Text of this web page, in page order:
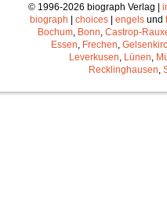
© 1996-2026 biograph Verlag |
biograph | choices | engels und
Bochum Bonn Castrop-
Essen Frechen
Leverkusen Lünen
Recklinghausen